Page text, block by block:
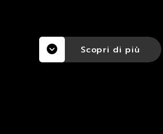
Scopri di più